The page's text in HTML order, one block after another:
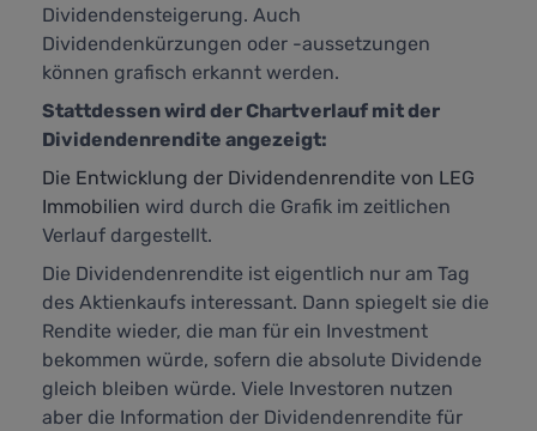
Dividendensteigerung. Auch
Dividendenkürzungen oder -aussetzungen
können grafisch erkannt werden.
Stattdessen wird der Chartverlauf mit der
Dividendenrendite angezeigt:
Die Entwicklung der Dividendenrendite von LEG
Immobilien wird durch die Grafik im zeitlichen
Verlauf dargestellt.
Die Dividendenrendite ist eigentlich nur am Tag
des Aktienkaufs interessant. Dann spiegelt sie die
Rendite wieder, die man für ein Investment
bekommen würde, sofern die absolute Dividende
gleich bleiben würde. Viele Investoren nutzen
aber die Information der Dividendenrendite für